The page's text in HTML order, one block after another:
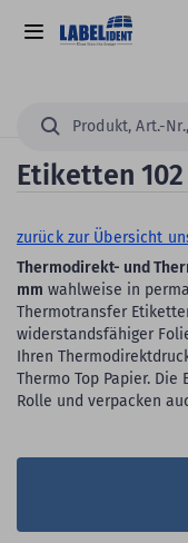
Hauptinhalt
springen
Alle
Suchen...
Etiketten 102
zurück zur Übersicht
Thermodirekt- und
mm wahlweise in
Thermotransfer
widerstandsfähiger
Ihren
Thermo Top Papier.
Rolle und verpacken